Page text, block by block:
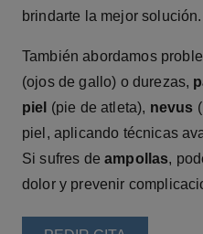
brindarte la mejor solución.
También abordamos
(ojos de gallo) o durezas,
piel (pie de atleta), nevus
piel, aplicando técnicas
Si sufres deampollas,
dolor y prevenir